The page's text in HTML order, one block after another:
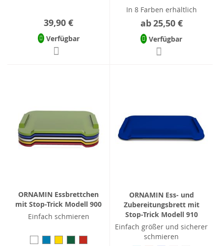
39,90 €
Verfügbar
In 8 Farben erhältlich
ab25,50 €
Verfügbar
ORNAMIN Essbrettchen
mit Stop-Trick Modell 900
Einfach schmieren
ORNAMIN Ess- und
Zubereitungsbrett mit
Stop-Trick Modell 910
Einfach größer und sicherer
schmieren